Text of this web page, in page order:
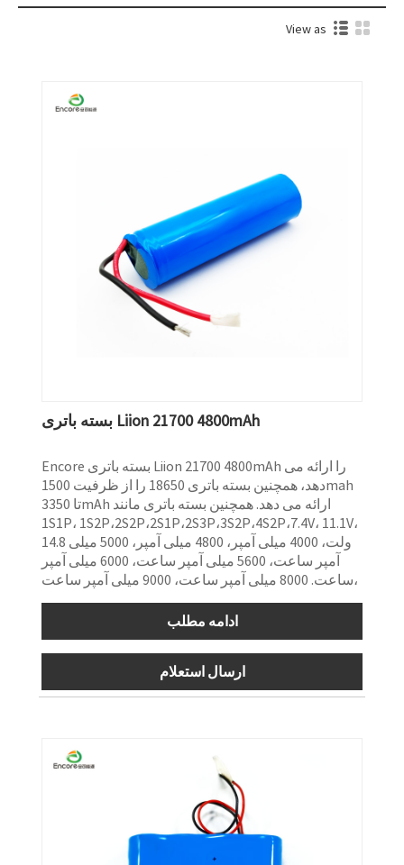
View as
بسته باتری Liion 21700 4800mAh
Encore بسته باتری Liion 21700 4800mAh را ارائه می
دهد، همچنین بسته باتری 18650 را از ظرفیت 1500mah
تا 3350mAh ارائه می دهد. همچنین بسته باتری مانند
1S1P، 1S2P،2S2P،2S1P،2S3P،3S2P،4S2P،7.4V، 11.1V،
14.8 ولت، 4000 میلی آمپر، 4800 میلی آمپر، 5000 میلی
آمپر ساعت، 5600 میلی آمپر ساعت، 6000 میلی آمپر
ساعت. 8000 میلی آمپر ساعت، 9000 میلی آمپر ساعت،
ادامه مطلب
ارسال استعلام